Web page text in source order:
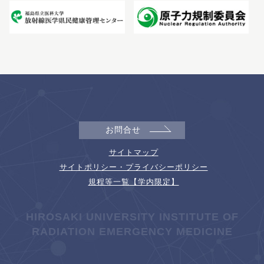
お問合せ
サイトマップ
サイトポリシー・プライバシーポリシー
規程等一覧【学内限定】
HIROSAKI UNIVERSITY INSTITUTE OF
RADIATION EMERGENCY MEDICINE